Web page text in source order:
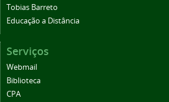
Tobias Barreto
Educação a Distância
Serviços
Webmail
Biblioteca
CPA